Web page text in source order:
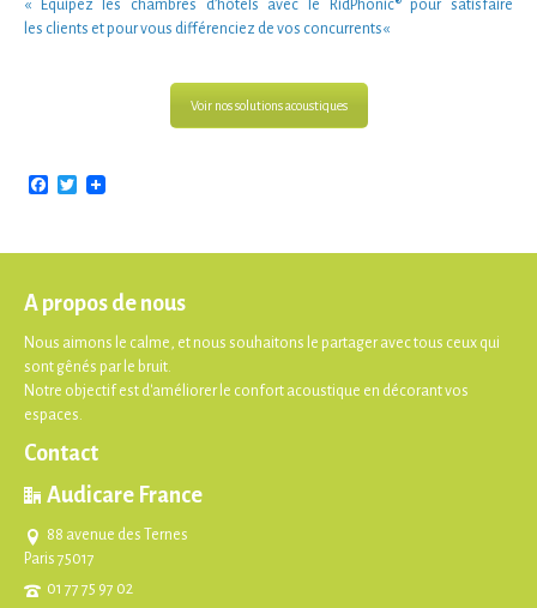
« Equipez les chambres d’hôtels avec le RidPhonic®pour satisfaire
les clients et pour vous différenciez de vos concurrents«
Voir nos solutions acoustiques
Facebook
Twitter
A propos de nous
Nous aimons le calme, et nous souhaitons le partager avec tous ceux qui
sont gênés par le bruit.
Notre objectif est d'améliorer le confort acoustique en décorant vos
espaces.
Contact
Audicare France
88 avenue des Ternes
Paris 75017
01 77 75 97 02